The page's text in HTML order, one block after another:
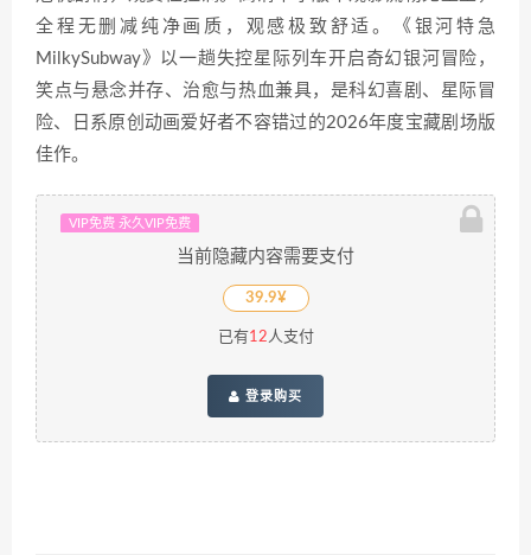
全程无删减纯净画质，观感极致舒适。《银河特急
MilkySubway》以一趟失控星际列车开启奇幻银河冒险，
笑点与悬念并存、治愈与热血兼具，是科幻喜剧、星际冒
险、日系原创动画爱好者不容错过的2026年度宝藏剧场版
佳作。
VIP免费 永久VIP免费
当前隐藏内容需要支付
39.9¥
已有12人支付
登录购买